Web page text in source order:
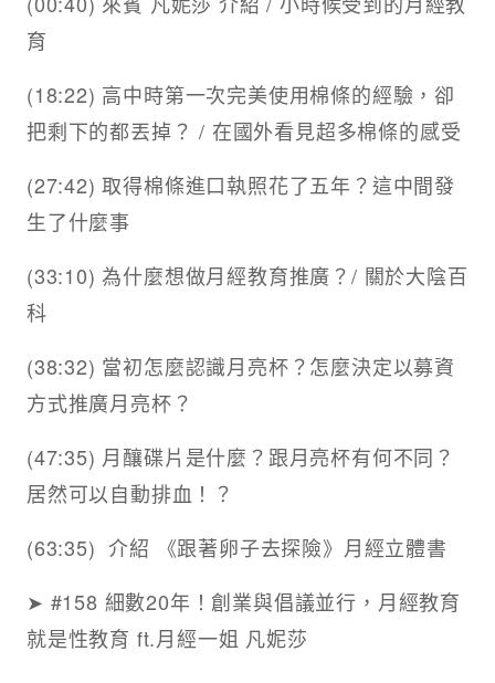
育
(18:22) 高中時第一次完美使用棉條的經驗，卻
把剩下的都丟掉？ / 在國外看見超多棉條的感受
(27:42) 取得棉條進口執照花了五年？這中間發
生了什麼事
(33:10) 為什麼想做月經教育推廣？/ 關於大陰百
科
(38:32) 當初怎麼認識月亮杯？怎麼決定以募資
方式推廣月亮杯？
(47:35) 月釀碟片是什麼？跟月亮杯有何不同？
居然可以自動排血！？
(63:35) ​ 介紹 《跟著卵子去探險》月經立體書
➤ #158 細數20年！創業與倡議並行，月經教育
就是性教育 ft.月經一姐 凡妮莎